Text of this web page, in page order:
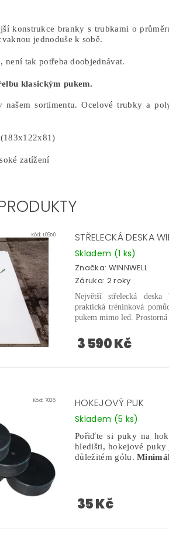
konstrukce branky s trubkami o
jednoduše k sobě.
není tak potřeba doobjednávat.
klasickým pukem.
sortimentu. Ocelové trubky a
zatížení
Kód:10950 STŘELECKÁ DESKA
Skladem (1 ks)
Značka: WINNWELL
Záruka: 2 roky
Největší střelecká deska
praktickátréninková
pukem mimo led.
3 590 Kč
Kód: 7026 HOKEJOVÝ PUK
Skladem (5 ks)
Pořiďte si puky na
hledišti, hokejové puky
důležitém gólu.
35 Kč